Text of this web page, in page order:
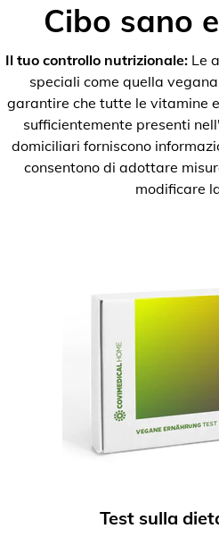
Cibo sano
Il tuo controllo nutrizionale:Le
speciali come quella
garantire che tutte le vitamine
sufficientemente presenti
domiciliari forniscono
consentono di adottare
modificare
Test sulla